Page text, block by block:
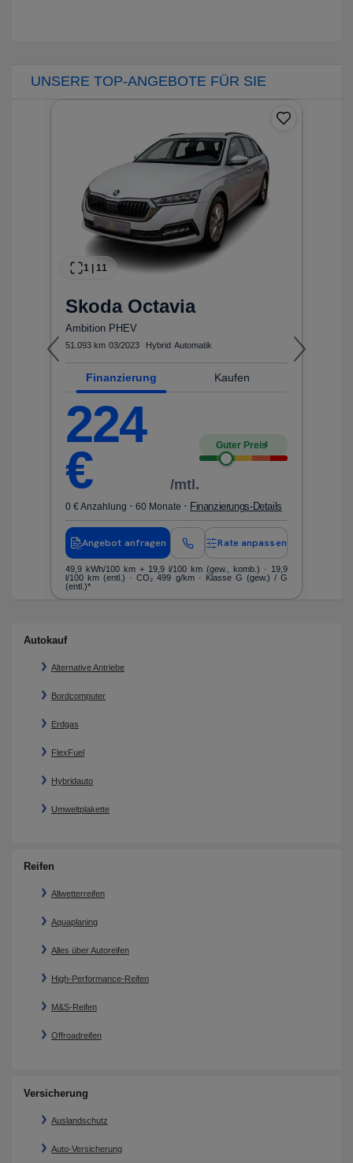
UNSERE TOP-ANGEBOTE FÜR SIE
1 | 11
Skoda Octavia
Ambition PHEV
51.093 km 03/2023 Hybrid Automatik
Finanzierung Kaufen
224
€ /mtl.
Guter Preis4
0 € Anzahlung · 60 Monate · Finanzierungs-Details
Angebot anfragen Rate anpassen
49,9 kWh/100 km + 19,9 l/100 km (gew., komb.) · 19,9
l/100 km (entl.) · CO₂ 499 g/km · Klasse G (gew.) / G
(entl.)*
Autokauf
Alternative Antriebe
Bordcomputer
Erdgas
FlexFuel
Hybridauto
Umweltplakette
Reifen
Allwetterreifen
Aquaplaning
Alles über Autoreifen
High-Performance-Reifen
M&S-Reifen
Offroadreifen
Versicherung
Auslandschutz
Auto-Versicherung